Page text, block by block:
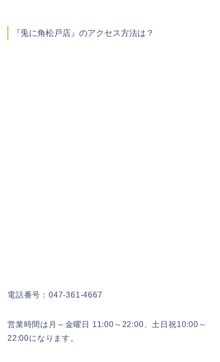
『兎に角松戸店』のアクセス方法は？
電話番号： 047-361-4667
営業時間は月～金曜日 11:00 ～ 22:00 、土日祝10:00 ～
22:00になります。